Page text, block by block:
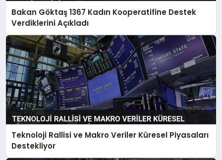
Bakan Göktaş 1367 Kadın Kooperatifine Destek
Verdiklerini Açıkladı
Teknoloji Rallisi ve Makro Veriler Küresel Piyasaları
Destekliyor